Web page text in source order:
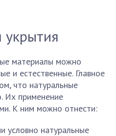
материалы можно
и естественные. Главное
что натуральные
Их применение
К ним можно отнести:
условно натуральные